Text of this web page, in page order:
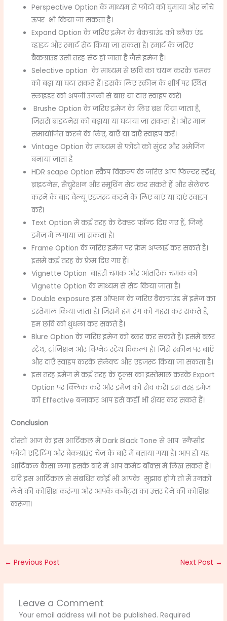
Perspective Option के माध्यम से फोटो को घुमाया और नीचे
ऊपर भी किया जा सकता है।
Expand Option के जरिए इमेज के बैकग्राउंड को ब्लैक एंड
व्हाइट और स्मार्ट सेट किया जा सकता है। स्मार्ट के जरिए
बैकग्राउंड उसी तरह सेट हो जाता है जैसे इमेज है।
Selective option के माध्यम से छवि का चयन करके चमक
को बढ़ा या घटा सकते हैं। इसके लिए स्क्रीन के शीर्ष पर स्थित
स्लाइडर को अपनी उंगली से बाएं या दाएं स्वाइप करें।
Brushe Option के जरिए इमेज के लिए ब्रश दिया जाता है,
जिससे ब्राइटनेस को बढ़ाया या घटाया जा सकता है। और मान
समायोजित करने के लिए, बाएँ या दाएँ स्वाइप करें।
Vintage Option के माध्यम से फोटो को सुंदर और अमेजिंग
बनाया जाता है
HDR scape Option स्कैप विकल्प के जरिए आप फिल्टर स्ट्रेंथ,
ब्राइटनेस, सैचुरेशन और स्मूथिंग सेट कर सकते हैं और सेलेक्ट
करने के बाद वैल्यू एडजस्ट करने के लिए बाएं या दाएं स्वाइप
करें।
Text Option में कई तरह के टेक्स्ट फॉन्ट दिए गए हैं, जिन्हें
इमेज में लगाया जा सकता है।
Frame Option के जरिए इमेज पर फ्रेम अप्लाई कर सकते हैं।
इसमें कई तरह के फ्रेम दिए गए हैं।
Vignette Option बाहरी चमक और आंतरिक चमक को
Vignette Option के माध्यम से सेट किया जाता है।
Double exposure इस ऑप्शन के जरिए बैकग्राउंड में इमेज का
इस्तेमाल किया जाता है। जिसमें हम रंग को गहरा कर सकते हैं,
हम छवि को धुंधला कर सकते हैं।
Blure Option के जरिए इमेज को ब्लर कर सकते हैं। इसमें ब्लर
स्ट्रेंथ, ट्रांजिशन और विग्नेट स्ट्रेंथ विकल्प है। जिसे स्क्रीन पर बाएँ
और दाएँ स्वाइप करके सेलेक्ट और एडजस्ट किया जा सकता है।
इस तरह इमेज में कई तरह के टूल्स का इस्तेमाल करके Export
Option पर क्लिक करें और इमेज को सेव करें। इस तरह इमेज
को Effective बनाकर आप इसे कहीं भी शेयर कर सकते हैं।
Conclusion
दोस्तों आज के इस आर्टिकल मेंDark Black Toneसे आप स्नैप्सीड
फोटो एडिटिंग और बैकग्राउंड चेंज के बारे में बताया गया है। आप हो यह
आर्टिकल कैसा लगा इसके बारे में आप कमेंट बॉक्स में लिख सकते हैं।
यदि इस आर्टिकल से संबंधित कोई भी आपके सुझाव होंगे तो मैं उनको
लेने की कोशिश करूंगा और आपके कमैंट्स का उत्तर देने की कोशिश
करूंगा।
← Previous Post Next Post →
Leave a Comment
Your email address will not be published. Required